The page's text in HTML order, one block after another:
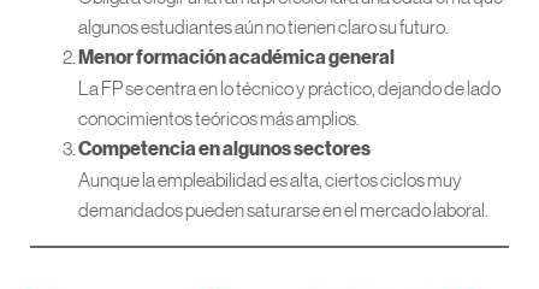
algunos estudiantes aún no tienen claro su futuro.
Menor formación académica general
La FP se centra en lo técnico y práctico, dejando de lado
conocimientos teóricos más amplios.
Competencia en algunos sectores
Aunque la empleabilidad es alta, ciertos ciclos muy
demandados pueden saturarse en el mercado laboral.